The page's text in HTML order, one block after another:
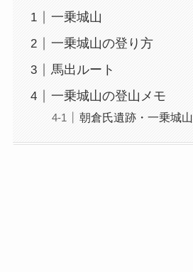
一乗城山
一乗城山の登り方
馬出ルート
一乗城山の登山メモ
朝倉氏遺跡・一乗城